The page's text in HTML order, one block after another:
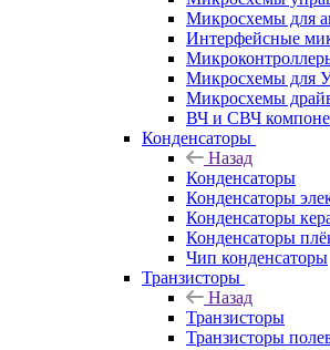
Микросхемы для
Интерфейсные
Микросхемы для
Микросхемы
ВЧ и СВЧ
Конденсаторы
Назад
Конденсаторы
Конденсаторы
Конденсаторы
Конденсаторы
Чип конденсаторы
Транзисторы
Назад
Транзисторы
Транзисторы